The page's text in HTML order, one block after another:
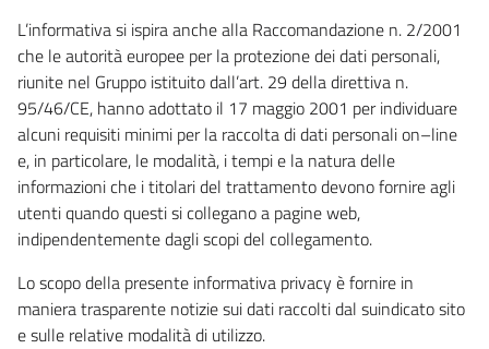
L’informativa si ispira anche alla Raccomandazione n. 2/2001
che le autorità europee per la protezione dei dati personali,
riunite nel Gruppo istituito dall’art. 29 della direttiva n.
95/46/CE, hanno adottato il 17 maggio 2001 per individuare
alcuni requisiti minimi per la raccolta di dati personali on–line
e, in particolare, le modalità, i tempi e la natura delle
informazioni che i titolari del trattamento devono fornire agli
utenti quando questi si collegano a pagine web,
indipendentemente dagli scopi del collegamento.
Lo scopo della presente informativa privacy è fornire in
maniera trasparente notizie sui dati raccolti dal suindicato sito
e sulle relative modalità di utilizzo.